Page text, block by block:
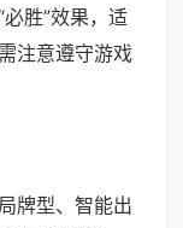
胜”效果，适
注意遵守游戏
牌型、智能出